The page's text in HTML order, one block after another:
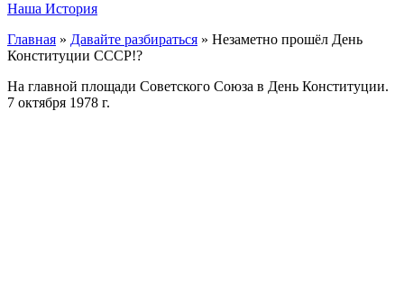
Наша История
Главная » Давайте разбираться » Незаметно прошёл День
Конституции СССР!?
На главной площади Советского Союза в День Конституции.
7 октября 1978 г.